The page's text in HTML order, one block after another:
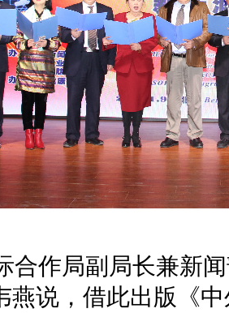
作局副局长兼新
燕说，借此出版《